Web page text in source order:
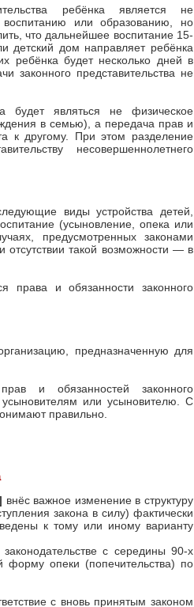
ребёнка является не
воспитанию или образованию, но
что дальнейшее воспитание 15-
детский дом направляет ребёнка
ребёнка будет несколько дней в
законного представительства не
будет являться не физическое
в семью), а передача прав и
к другому. При этом разделение
несовершеннолетнего
виды устройства детей,
(усыновление, опека или
предусмотренных законами
такой возможности — в
права и обязанности законного
предназначенную для
и обязанностей законного
усыновителям или усыновителю. С
правильно.
внёс важное изменение в структуру
закона в силу) фактически
к тому или иному варианту
с середины 90-х
форму опеки (попечительства) по
с вновь принятым законом